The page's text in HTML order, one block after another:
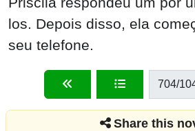
los. Depois disso, ela
seu telefone.
704/
Share this